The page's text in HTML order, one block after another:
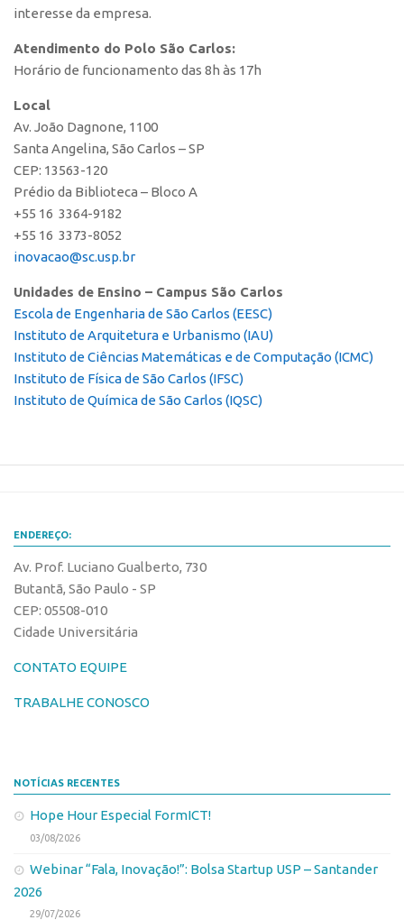
Editais
Pesquisa na USP
CPEs
INCTs
PRPI/USP
InovaUSP
Comunicação
Eventos
Agenda AUSPIN
Fala Inovação
Premiações
Inovação em Números
Propriedade Intelectual
Como solicitar
Portal do Inventor
interesse da empresa.
Atendimento do Polo São Carlos:
Horário de funcionamento das 8h às 17h
Local
Av. João Dagnone, 1100
Santa Angelina, São Carlos – SP
CEP: 13563-120
Prédio da Biblioteca – Bloco A
+55 16 3364-9182
+55 16 3373-8052
inovacao@sc.usp.br
Unidades de Ensino – Campus São Carlos
Escola de Engenharia de São Carlos (EESC)
Instituto de Arquitetura e Urbanismo (IAU)
Instituto de Ciências Matemáticas e de Computação (ICMC)
Instituto de Física de São Carlos (IFSC)
Instituto de Química de São Carlos (IQSC)
ENDEREÇO:
Av. Prof. Luciano Gualberto, 730
Butantã, São Paulo - SP
CEP: 05508-010
Cidade Universitária
CONTATO EQUIPE
TRABALHE CONOSCO
NOTÍCIAS RECENTES
Hope Hour Especial FormICT!
03/08/2026
Webinar “Fala, Inovação!”: Bolsa Startup USP – Santander
2026
29/07/2026